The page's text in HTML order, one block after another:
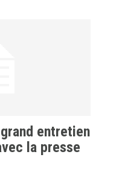
entretien
la presse